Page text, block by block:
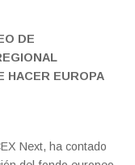
DE
HACER EUROPA
Next, ha contado